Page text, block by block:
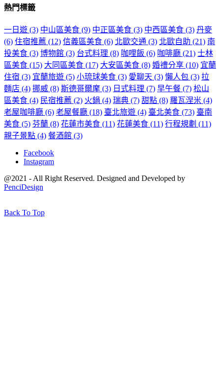
熱門標籤
一日遊 (3) 中山區美食 (9) 中正區美食 (3) 中西區美食 (3) 丹麥
(6) 住宿推薦 (12) 信義區美食 (6) 北歐交通 (3) 北歐自助 (21) 南
投美食 (3) 博物館 (3) 台式料理 (8) 咖哩飯 (6) 咖啡廳 (21) 士林
區美食 (15) 大同區美食 (17) 大安區美食 (8) 婚禮分享 (10) 宜蘭
住宿 (3) 宜蘭旅遊 (5) 小琉球美食 (3) 愛聊天 (3) 懶人包 (3) 拉
麵店 (4) 挪威 (8) 斯德哥爾摩 (3) 日式料理 (7) 早午餐 (7) 松山
區美食 (4) 民宿推薦 (2) 火鍋 (4) 瑞典 (7) 甜點 (8) 羅瓦涅米 (4)
老屋咖啡廳 (6) 老屋餐廳 (18) 臺北旅遊 (4) 臺北美食 (73) 臺南
美食 (5) 芬蘭 (8) 花蓮市美食 (11) 花蓮美食 (11) 行程規劃 (11)
親子景點 (4) 餐酒館 (3)
Facebook
Instagram
@2021 - All Right Reserved. Designed and Developed by
PenciDesign
Back To Top